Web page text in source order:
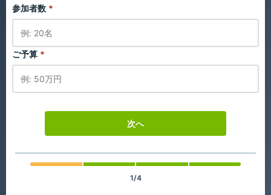
参加者数 *
ご予算 *
次へ
1/4